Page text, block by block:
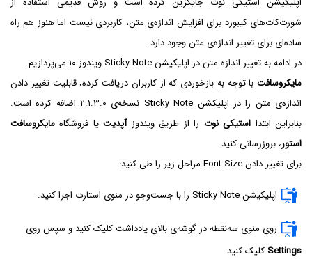
شورت‌کات‌های کیبورد برای افزایش اندازه‌ی متن، کاربردی نیست اما هنوز هم راه
ساده‌ای برای تغییر اندازه‌ی متن وجود دارد.
در ادامه به تغییر اندازه متن در اپلیکیشن Sticky Note ویندوز ۱۰ می‌پردازیم.
مایکروسافت با توجه به بازخوردی که از کاربران دریافت کرده، قابلیت تغییر دادن
اندازه‌ی متن را در اپلیکشن Sticky Note نسخه‌ی ۲.۱.۳.۰ اضافه کرده است.
بنابراین ابتدا استیکی نوت را از طریق ویندوزآپدیتیا فروشگاه مایکروسافت
استور، بروزرسانی کنید.
برای تغییر دادن Font Size مراحل زیر را طی کنید:
اپلیکیشن Sticky Note را با جست‌وجو در منوی استارت اجرا کنید.
روی منوی سه‌نقطه در گوشه‌ی بالای یادداشت کلیک کنید و سپس روی
Settings کلیک کنید.